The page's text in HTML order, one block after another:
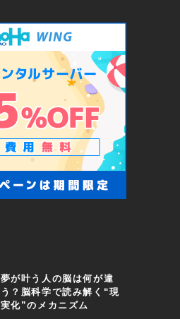
夢が叶う人の脳は何が違
う？脳科学で読み解く“現
実化”のメカニズム